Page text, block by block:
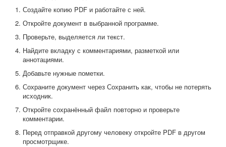
Создайте копию PDF и работайте с ней.
Откройте документ в выбранной программе.
Проверьте, выделяется ли текст.
Найдите вкладку с комментариями, разметкой или
аннотациями.
Добавьте нужные пометки.
Сохраните документ через Сохранить как, чтобы не потерять
исходник.
Откройте сохранённый файл повторно и проверьте
комментарии.
Перед отправкой другому человеку откройте PDF в другом
просмотрщике.